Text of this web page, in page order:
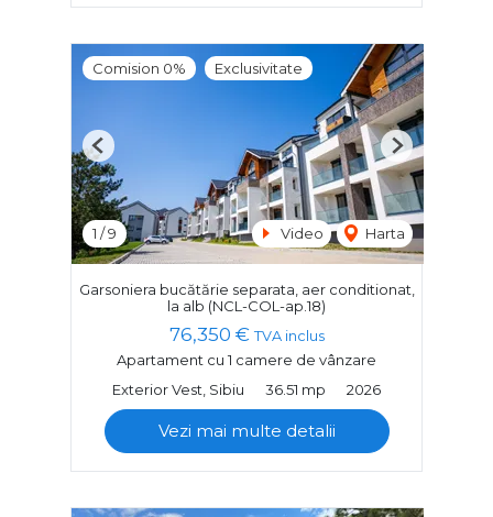
Comision 0% Exclusivitate
1 /9 Video Harta
Previous Next
Garsoniera bucătărie separata, aer conditionat,
la alb (NCL-COL-ap.18)
76,350 € TVA inclus
Apartament cu 1 camere de vânzare
Exterior Vest, Sibiu
36.51 mp 2026
Vezi mai multe detalii